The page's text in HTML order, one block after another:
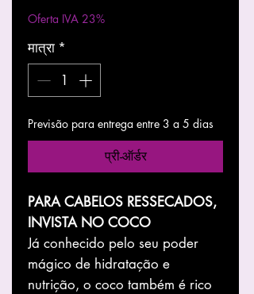
Oferta IVA 23%
मात्रा *
Previsão para entrega entre 3 a 5 dias
प्री-ऑर्डर
PARA CABELOS RESSECADOS,
INVISTA NO COCO
Já conhecido pelo seu poder
mágico de hidratação e
nutrição, o coco também é rico